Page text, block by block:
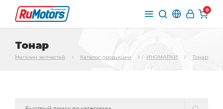
0
Тонар
Магазин запчастей Каталог продукции ИНОМАРКИ Тонар